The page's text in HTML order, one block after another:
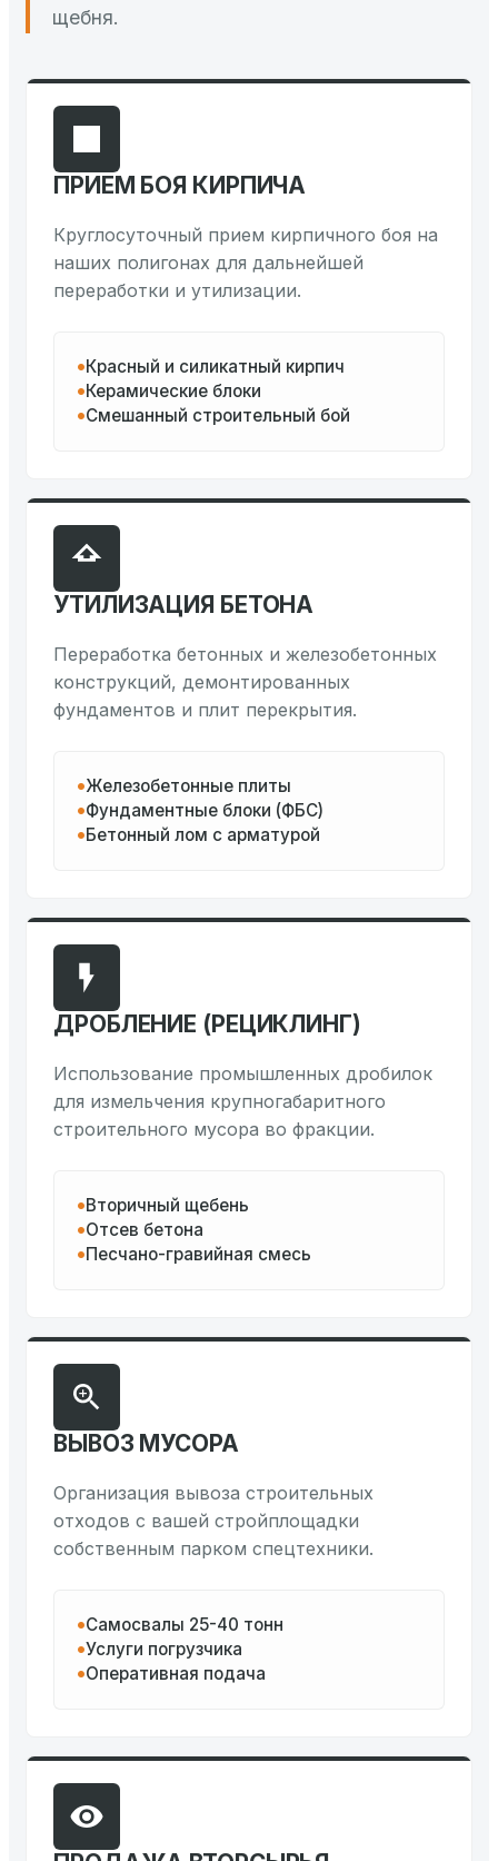
щебня.
ПРИЕМ БОЯ КИРПИЧА
Круглосуточный прием кирпичного боя на
наших полигонах для дальнейшей
переработки и утилизации.
Красный и силикатный кирпич
Керамические блоки
Смешанный строительный бой
УТИЛИЗАЦИЯ БЕТОНА
Переработка бетонных и железобетонных
конструкций, демонтированных
фундаментов и плит перекрытия.
Железобетонные плиты
Фундаментные блоки (ФБС)
Бетонный лом с арматурой
ДРОБЛЕНИЕ (РЕЦИКЛИНГ)
Использование промышленных дробилок
для измельчения крупногабаритного
строительного мусора во фракции.
Вторичный щебень
Отсев бетона
Песчано-гравийная смесь
ВЫВОЗ МУСОРА
Организация вывоза строительных
отходов с вашей стройплощадки
собственным парком спецтехники.
Самосвалы 25-40 тонн
Услуги погрузчика
Оперативная подача